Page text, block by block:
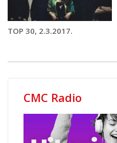
TOP 30, 2.3.2017.
CMC Radio